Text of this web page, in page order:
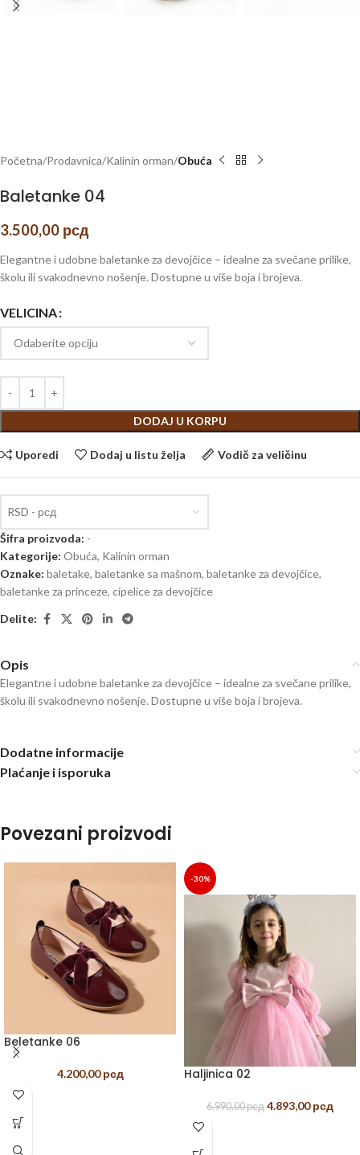
Početna Prodavnica Kalinin orman Obuća
Baletanke 04
3.500,00 рсд
Elegantne i udobne baletanke za devojčice – idealne za svečane prilike,
školu ili svakodnevno nošenje. Dostupne u više boja i brojeva.
VELICINA
DODAJ U KORPU
Uporedi Dodaj u listu želja Vodič za veličinu
RSD - рсд
Šifra proizvoda: -
Kategorije: Obuća, Kalinin orman
Oznake: baletake, baletanke sa mašnom, baletanke za devojčice,
baletanke za princeze, cipelice za devojčice
Delite:
Opis
Elegantne i udobne baletanke za devojčice – idealne za svečane prilike,
školu ili svakodnevno nošenje. Dostupne u više boja i brojeva.
Dodatne informacije
Plaćanje i isporuka
Povezani proizvodi
Beletanke 06
4.200,00рсд
-30%
Haljinica 02
6.990,00рсд 4.893,00рсд